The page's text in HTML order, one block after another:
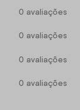
0 avaliações
0 avaliações
0 avaliações
0 avaliações